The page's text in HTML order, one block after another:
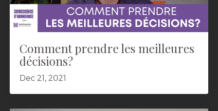
Comment prendre les meilleures
décisions?
Dec 21, 2021